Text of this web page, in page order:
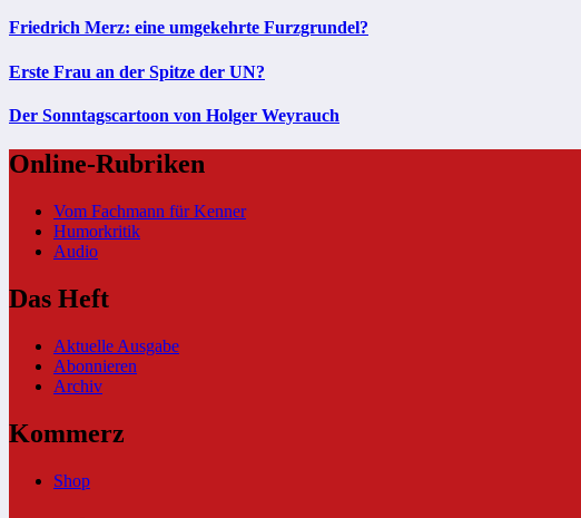
Friedrich Merz: eine umgekehrte Furzgrundel?
Erste Frau an der Spitze der UN?
Der Sonntagscartoon von Holger Weyrauch
Online-Rubriken
Vom Fachmann für Kenner
Humorkritik
Audio
Das Heft
Aktuelle Ausgabe
Abonnieren
Archiv
Kommerz
Shop